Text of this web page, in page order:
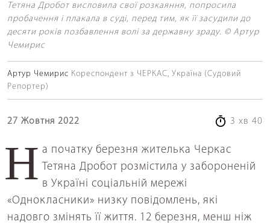
Тетяна Дробот висловила свої розкаяння, попросила
пробачення і плакала в суді, перед тим, як її засудили до
десяти років позбавлення волі за державну зраду. © Артур
Чемирис
Артур Чемирис Кореспондент з ЧЕРКАС, Україна (Судовий
Репортер)
27 Жовтня 2022 3 хв 40
На початку березня жителька Черкас Тетяна Дробот розмістила у забороненій
в Україні соціальній мережі
«Однокласники» низку повідомлень, які
надовго змінять її життя. 12 березня, менш ніж